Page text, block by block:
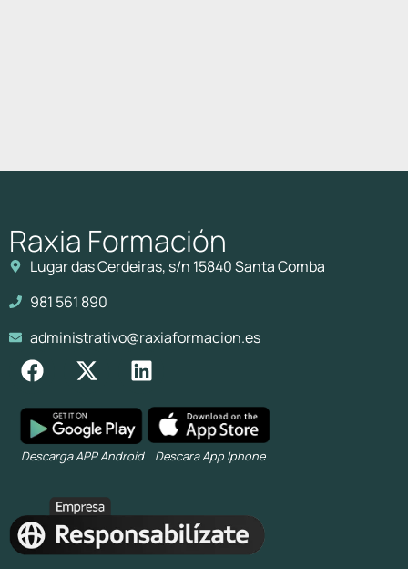
Raxia Formación
Lugar das Cerdeiras, s/n 15840 Santa Comba
981 561 890
administrativo@raxiaformacion.es
Descarga APP Android Descara App Iphone